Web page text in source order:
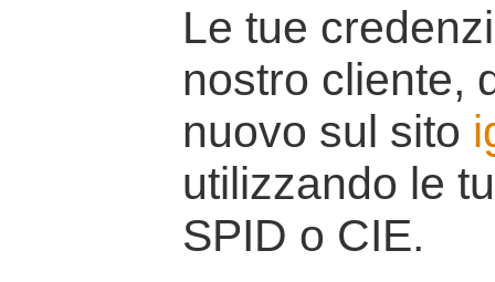
Le tue
nostro cliente,
nuovo sul sito
utilizzando le
SPID o CIE.